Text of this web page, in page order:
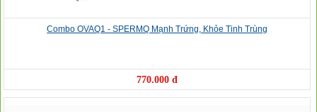
Combo OVAQ1 - SPERMQ Mạnh Trứng, Khỏe Tinh Trùng
770.000 đ